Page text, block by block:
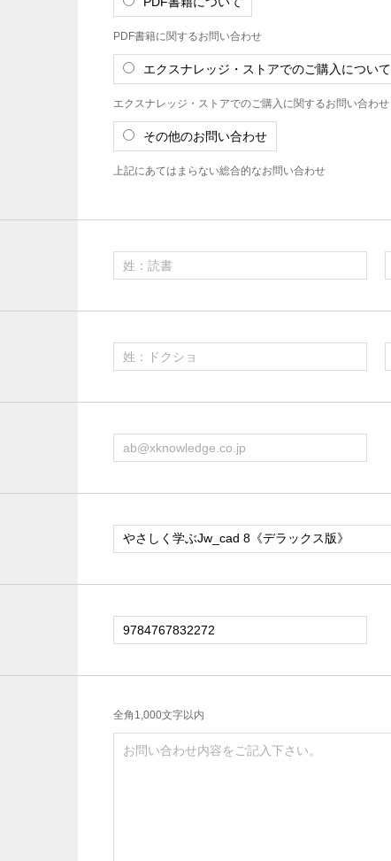
PDF書籍に関するお問い合わせ
エクスナレッジ・ストアでのご購入について
エクスナレッジ・ストアでのご購入に関するお問い合わせ
その他のお問い合わせ
上記にあてはまらない総合的なお問い合わせ
全角1,000文字以内